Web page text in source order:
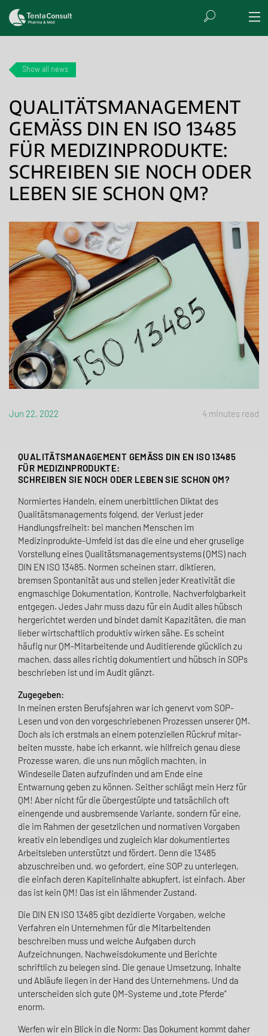
Show all news
QUALITÄTSMANAGEMENT
GEMÄSS DIN EN ISO 13485 F
ÜR MEDIZINPRODUKTE:
SCHREIBEN SIE NOCH ODER L
EBEN SIE SCHON QM?
Jun 22, 2022 4 minutes read
QUALITÄTSMANAGEMENT GEMÄSS DIN EN ISO 13485 F
ÜR MEDIZINPRODUKTE:
SCHREIBEN SIE NOCH ODER LEBEN SIE SCHON QM?
Normiertes Handeln, einem unerbittlichen Diktat des
Qualitätsmanagements folgend, der Verlust jeder
Handlungsfreiheit: bei manchen Menschen im
Medizinprodukte-Umfeld ist das die eine und eher gruselige
Vorstellung eines Qualitätsmanagementsystems (QMS) nach
DIN EN ISO 13485. Normen scheinen starr, diktieren,
bremsen Spontanität aus und stellen jeder Kreativität die
eng­maschige Dokumentation, Kontrolle, Nachverfolgbarkeit
entgegen. Jedes Jahr muss dazu für ein Audit alles hübsch
hergerichtet werden und bindet damit Kapazitäten, die man
lieber wirtschaft­lich produktiv wirken sähe. Es scheint
häufig nur QM-Mitarbeitende und Auditierende glücklich zu
machen, dass alles richtig dokumentiert und hübsch in SOPs
beschrieben ist und im Audit glänzt.
Zugegeben:
In meinen ersten Berufsjahren war ich genervt vom SOP-
Lesen und von den vorge­schriebenen Prozessen unserer QM.
Doch als ich erstmals an einem potenziellen Rückruf mitar­
beiten musste, habe ich erkannt, wie hilfreich genau diese
Prozesse waren, die uns nun möglich machten, in
Windeseile Daten aufzufinden und am Ende eine
Entwarnung geben zu können. Seither schlägt mein Herz für
QM! Aber nicht für die übergestülpte und tatsächlich oft
einengende und ausbremsende Variante, sondern für eine,
die im Rahmen der gesetzlichen und normativen Vorgaben
kreativ ein lebendiges und zugleich klar dokumentiertes
Arbeitsleben unterstützt und fördert. Denn die 13485
abzuschreiben und, wo gefordert, eine SOP zu unterlegen,
die einfach deren Kapitelinhalte abkupfert, ist einfach. Aber
das ist kein QM! Das ist ein lähmender Zustand.
Die DIN EN ISO 13485 gibt dezidierte Vorgaben, welche
Verfahren ein Unternehmen für die Mitar­beitenden
beschreiben muss und welche Aufgaben durch
Aufzeichnungen, Nachweisdokumente und Berichte
schriftlich zu belegen sind. Die genaue Umsetzung, Inhalte
und Abläufe liegen in der Hand des Unternehmens. Und da
unterscheiden sich gute QM-Systeme und „tote Pferde“
enorm.
Werfen wir ein Blick in die Norm: Das Dokument kommt daher